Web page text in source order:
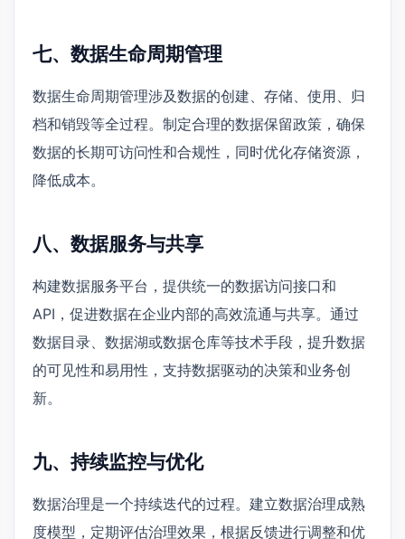
七、数据生命周期管理
数据生命周期管理涉及数据的创建、存储、使用、归
档和销毁等全过程。制定合理的数据保留政策，确保
数据的长期可访问性和合规性，同时优化存储资源，
降低成本。
八、数据服务与共享
构建数据服务平台，提供统一的数据访问接口和
API，促进数据在企业内部的高效流通与共享。通过
数据目录、数据湖或数据仓库等技术手段，提升数据
的可见性和易用性，支持数据驱动的决策和业务创
新。
九、持续监控与优化
数据治理是一个持续迭代的过程。建立数据治理成熟
度模型，定期评估治理效果，根据反馈进行调整和优